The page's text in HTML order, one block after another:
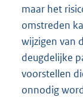
maar het
omstreden
wijzigen van
deugdelijke
voorstellen
onnodig